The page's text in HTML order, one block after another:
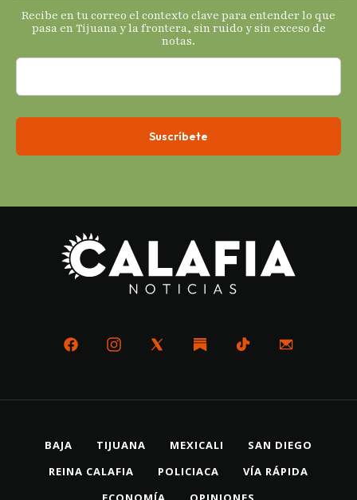
Recibe en tu correo el contexto clave para entender lo que
pasa en Tijuana y la frontera, sin ruido y sin exceso de
notas.
BAJA TIJUANA MEXICALI
SAN DIEGO
REINA CALAFIA
POLICIACA
VÍA RÁPIDA